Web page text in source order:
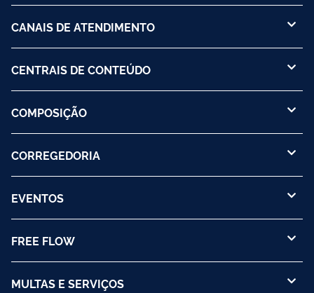
CANAIS DE ATENDIMENTO
CENTRAIS DE CONTEÚDO
COMPOSIÇÃO
CORREGEDORIA
EVENTOS
FREE FLOW
MULTAS E SERVIÇOS